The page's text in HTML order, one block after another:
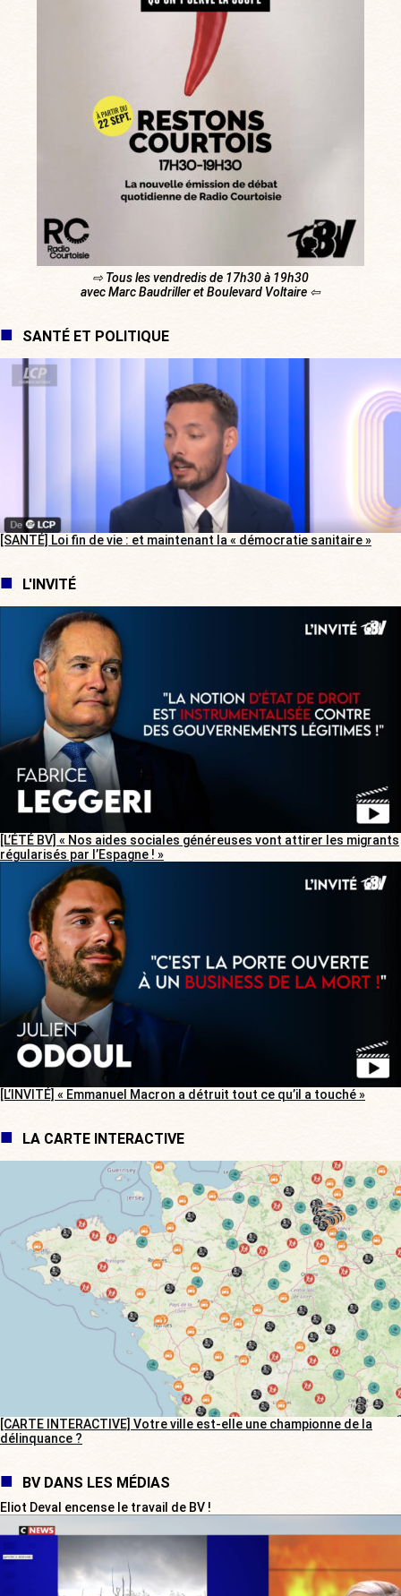
⇨ Tous les vendredis de 17h30 à 19h30
avec Marc Baudriller et Boulevard Voltaire ⇦
SANTÉ ET POLITIQUE
[SANTÉ] Loi fin de vie : et maintenant la « démocratie sanitaire »
L'INVITÉ
[L’ÉTÉ BV] « Nos aides sociales généreuses vont attirer les migrants
régularisés par l’Espagne ! »
[L’INVITÉ] « Emmanuel Macron a détruit tout ce qu’il a touché »
LA CARTE INTERACTIVE
[CARTE INTERACTIVE] Votre ville est-elle une championne de la
délinquance ?
BV DANS LES MÉDIAS
Eliot Deval encense le travail de BV !